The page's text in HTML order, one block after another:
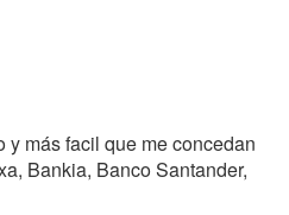
y más facil que me concedan
Bankia, Banco Santander,